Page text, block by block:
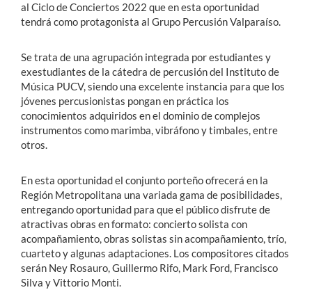
al Ciclo de Conciertos 2022 que en esta oportunidad
tendrá como protagonista al Grupo Percusión Valparaíso.
Se trata de una agrupación integrada por estudiantes y
exestudiantes de la cátedra de percusión del Instituto de
Música PUCV, siendo una excelente instancia para que los
jóvenes percusionistas pongan en práctica los
conocimientos adquiridos en el dominio de complejos
instrumentos como marimba, vibráfono y timbales, entre
otros.
En esta oportunidad el conjunto porteño ofrecerá en la
Región Metropolitana una variada gama de posibilidades,
entregando oportunidad para que el público disfrute de
atractivas obras en formato: concierto solista con
acompañamiento, obras solistas sin acompañamiento, trío,
cuarteto y algunas adaptaciones. Los compositores citados
serán Ney Rosauro, Guillermo Rifo, Mark Ford, Francisco
Silva y Vittorio Monti.